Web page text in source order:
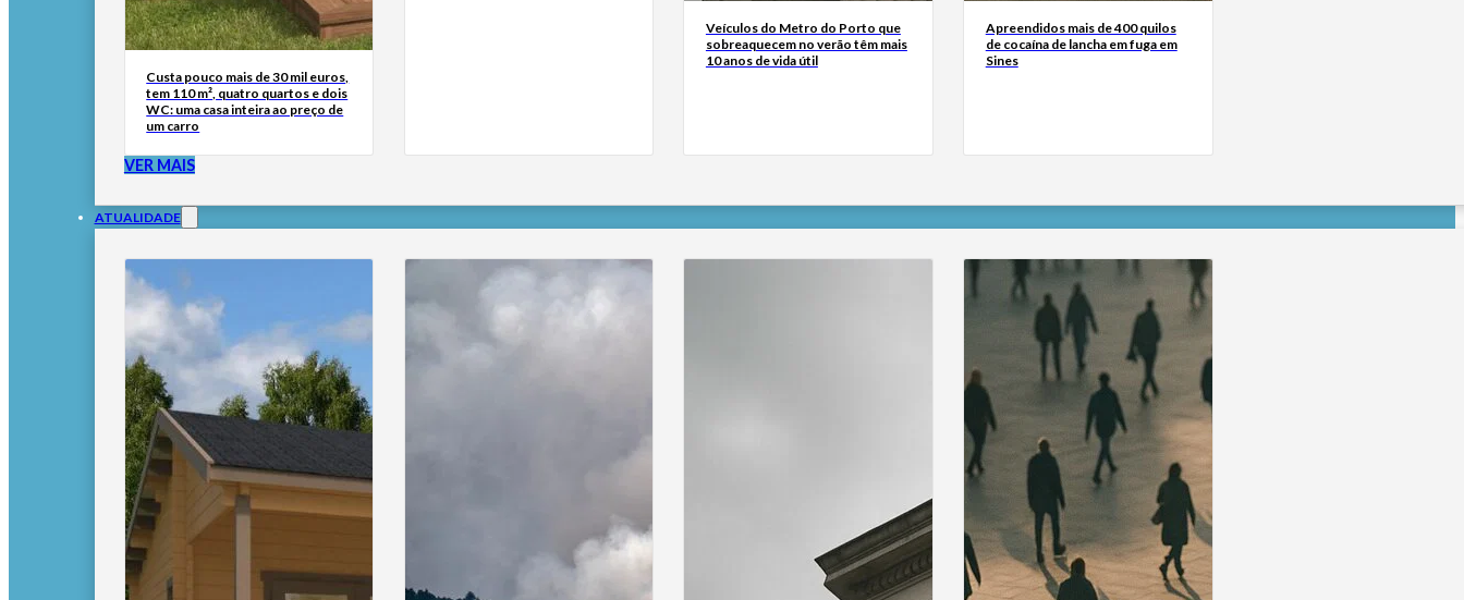
Custa pouco mais de 30 mil euros,
tem 110 m², quatro quartos e dois
WC: uma casa inteira ao preço de
um carro
Veículos do Metro do Porto que
sobreaquecem no verão têm mais
10 anos de vida útil
Apreendidos mais de 400 quilos
de cocaína de lancha em fuga em
Sines
VER MAIS
ATUALIDADE